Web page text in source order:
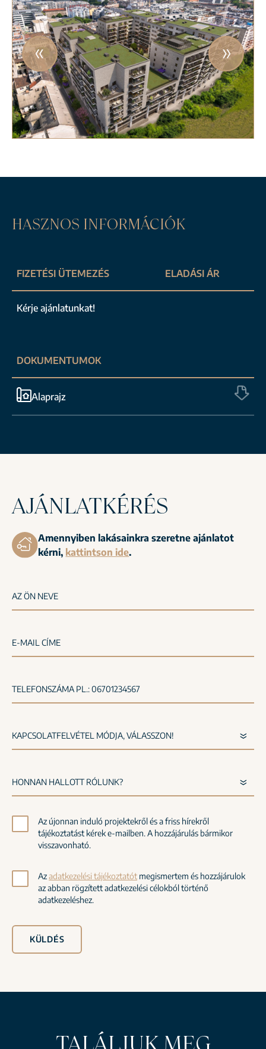
HASZNOS INFORMÁCIÓK
FIZETÉSI ÜTEMEZÉS ELADÁSI ÁR
Kérje ajánlatunkat!
DOKUMENTUMOK
Alaprajz
AJÁNLATKÉRÉS
Amennyiben lakásainkra szeretne ajánlatot
kérni, kattintson ide.
AZ ÖN NEVE
E-MAIL CÍME
TELEFONSZÁMA PL.: 06701234567
Az újonnan induló projektekről és a friss hírekről
tájékoztatást kérek e-mailben. A hozzájárulás bármikor
visszavonható.
Azadatkezelési tájékoztatót megismertem és hozzájárulok
az abban rögzített adatkezelési célokból történő
adatkezeléshez.
KÜLDÉS